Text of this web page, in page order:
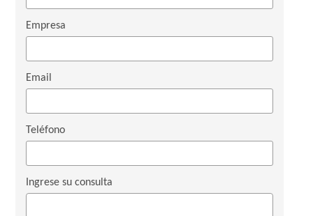
Empresa
Email
Teléfono
Ingrese su consulta